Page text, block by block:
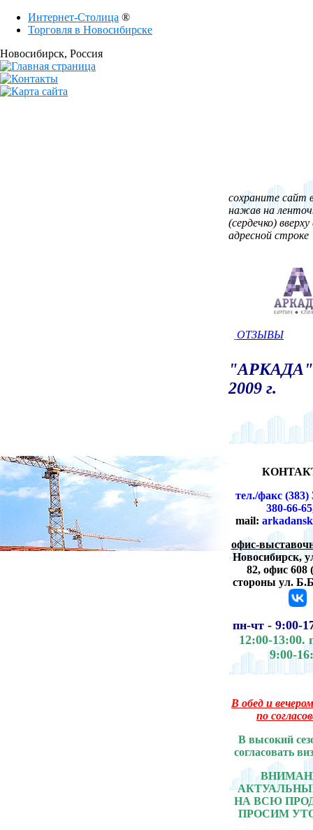
Интернет-Столица ®
Торговля в Новосибирске
Новосибирск, Россия
сохраните сайт
нажав на
(сердечко)
адресной строке
ОТЗЫВЫ
2009 г.
тел./факс (383)
380-66-65
mail:
офис-
Новосибирск,
82, офис 608 (
стороны ул.
пн-чт - 9:00-
12:00-13:00.
9:00-
В обед и
по
В высокий
согласовать
НА ВСЮ
ПРОСИМ